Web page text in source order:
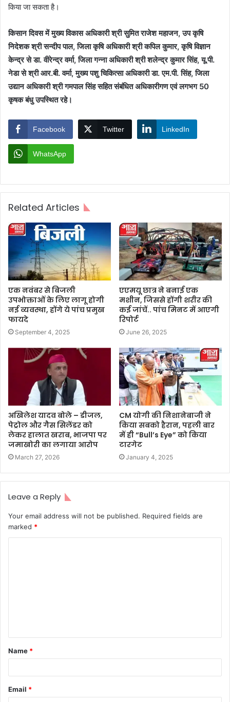
किया जा सकता है।
किसान दिवस में मुख्य विकास अधिकारी श्री सुमित राजेश महाजन, उप कृषि
निदेशक श्री सन्दीप पाल, जिला कृषि अधिकारी श्री कपिल कुमार, कृषि विज्ञान
केन्द्र से डा. वीरेन्द्र वर्मा, जिला गन्ना अधिकारी श्री शलेन्द्र कुमार सिंह, यू.पी.
नेडा से श्री आर.बी. वर्मा, मुख्य पशु चिकित्सा अधिकारी डा. एम.पी. सिंह, जिला
उद्यान अधिकारी श्री गमपाल सिंह सहित संबंधित अधिकारीगण एवं लगभग 50
कृषक बंधु उपस्थित रहे।
Facebook Twitter LinkedIn
WhatsApp
Related Articles
एक नवंबर से बिजली
उपभोक्ताओं के लिए लागू होगी
नई व्यवस्था, होंगे ये पांच प्रमुख
फायदे
September 4, 2025
एएमयू छात्र ने बनाई एक
मशीन, जिससे होंगी शरीर की
कई जांचें.. पांच मिनट में आएगी
रिपोर्ट
June 26, 2025
अखिलेश यादव बोले – डीजल,
पेट्रोल और गैस सिलेंडर को
लेकर हालात खराब, भाजपा पर
जमाखोरी का लगाया आरोप
March 27, 2026
CM योगी की निशानेबाजी ने
किया सबको हैरान, पहली बार
में ही “Bull’s Eye” को किया
टारगेट
January 4, 2025
Leave a Reply
Your email address will not be published. Required fields are
marked *
t
*
Name *
Email *